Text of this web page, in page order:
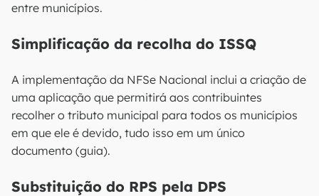
entre municípios​​.
Simplificação da recolha do ISSQ
A implementação da NFSe Nacional inclui a criação de
uma aplicação que permitirá aos contribuintes
recolher o tributo municipal para todos os municípios
em que ele é devido, tudo isso em um único
documento (guia)​​.
Substituição do RPS pela DPS